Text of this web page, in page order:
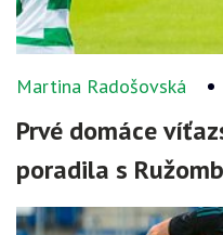
Martina Radošovská
Prvé domáce
poradila s